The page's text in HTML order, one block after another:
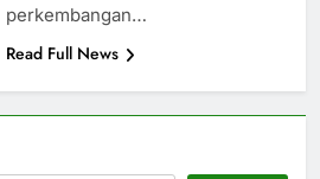
perkembangan…
Read Full News